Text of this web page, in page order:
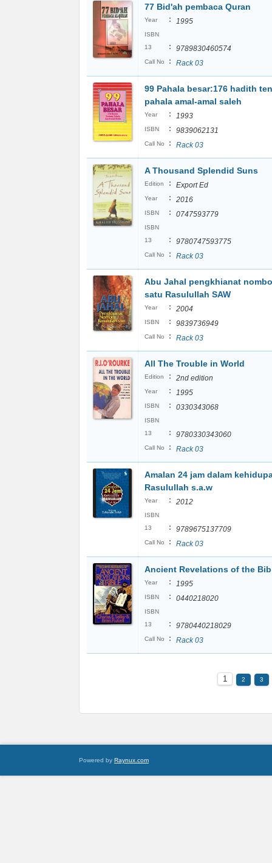
77 Bid'ah pembaca Quran
Year : 1995
ISBN
13
: 9789830460574
Call No : Rack 03
99 Pahala besar:176 hadith
pahala amal-amal saleh
Year : 1993
ISBN : 9839062131
Call No : Rack 03
A Thousand Splendid Suns
Edition : Export Ed
Year : 2016
ISBN : 0747593779
ISBN
13
: 9780747593775
Call No : Rack 03
Abu Jahal pengkhianat
satu Rasulullah SAW
Year : 2004
ISBN : 9839736949
Call No : Rack 03
All The Trouble in World
Edition : 2nd edition
Year : 1995
ISBN : 0330343068
ISBN
13
: 9780330343060
Call No : Rack 03
Amalan 24 jam dalam
Rasulullah s.a.w
Year : 2012
ISBN
13
: 9789675137709
Call No : Rack 03
Ancient Revelations of the
Year : 1995
ISBN : 0440218020
ISBN
13
: 9780440218029
Call No : Rack 03
1 2 3
Powered by Raynux.com